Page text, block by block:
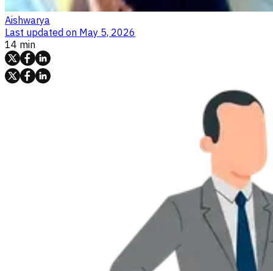
Aishwarya
Last updated on May 5, 2026
14 min